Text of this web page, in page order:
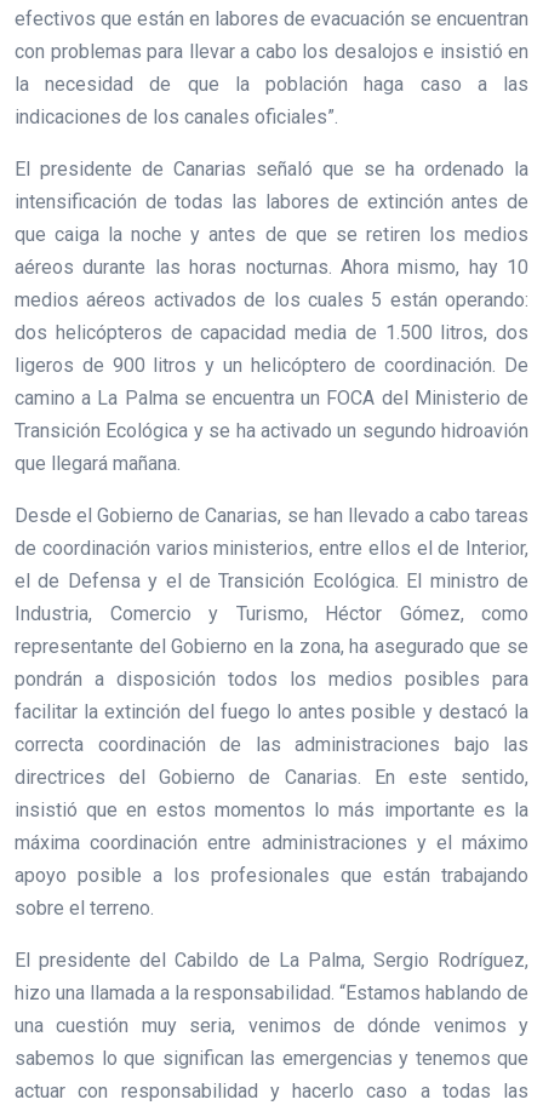
efectivos que están en labores de evacuación se encuentran
con problemas para llevar a cabo los desalojos e insistió en
la necesidad de que la población haga caso a las
indicaciones de los canales oficiales”.
El presidente de Canarias señaló que se ha ordenado la
intensificación de todas las labores de extinción antes de
que caiga la noche y antes de que se retiren los medios
aéreos durante las horas nocturnas. Ahora mismo, hay 10
medios aéreos activados de los cuales 5 están operando:
dos helicópteros de capacidad media de 1.500 litros, dos
ligeros de 900 litros y un helicóptero de coordinación. De
camino a La Palma se encuentra un FOCA del Ministerio de
Transición Ecológica y se ha activado un segundo hidroavión
que llegará mañana.
Desde el Gobierno de Canarias, se han llevado a cabo tareas
de coordinación varios ministerios, entre ellos el de Interior,
el de Defensa y el de Transición Ecológica. El ministro de
Industria, Comercio y Turismo, Héctor Gómez, como
representante del Gobierno en la zona, ha asegurado que se
pondrán a disposición todos los medios posibles para
facilitar la extinción del fuego lo antes posible y destacó la
correcta coordinación de las administraciones bajo las
directrices del Gobierno de Canarias. En este sentido,
insistió que en estos momentos lo más importante es la
máxima coordinación entre administraciones y el máximo
apoyo posible a los profesionales que están trabajando
sobre el terreno.
El presidente del Cabildo de La Palma, Sergio Rodríguez,
hizo una llamada a la responsabilidad. “Estamos hablando de
una cuestión muy seria, venimos de dónde venimos y
sabemos lo que significan las emergencias y tenemos que
actuar con responsabilidad y hacerlo caso a todas las